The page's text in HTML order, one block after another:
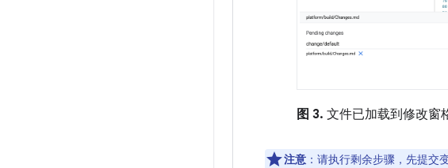
图 3. 文件已加载到修改窗
注意 ：请执行剩余步骤，先提